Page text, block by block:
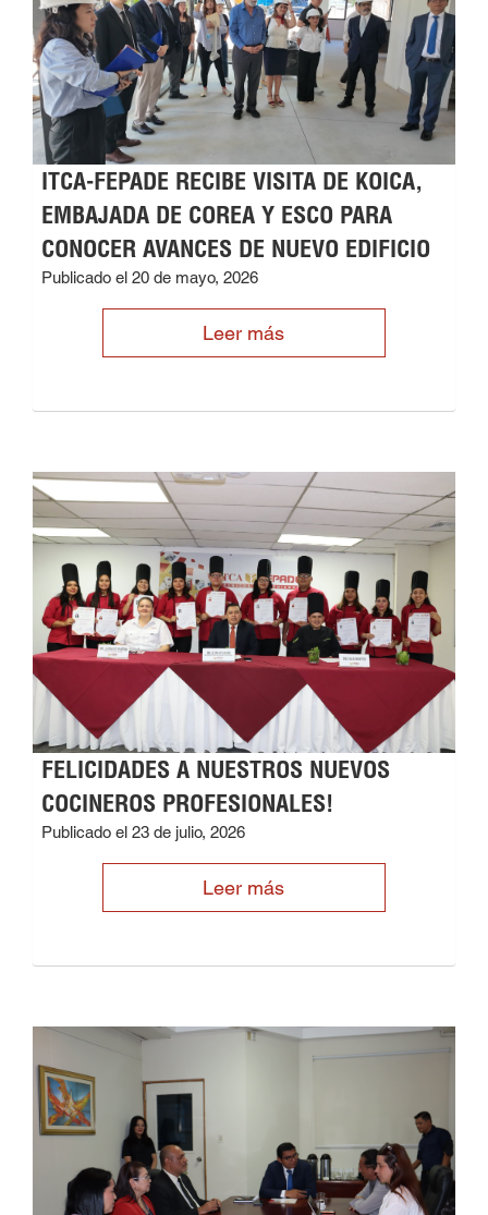
ITCA-FEPADE RECIBE VISITA DE KOICA,
EMBAJADA DE COREA Y ESCO PARA
CONOCER AVANCES DE NUEVO EDIFICIO
Publicado el 20 de mayo, 2026
Leer más
FELICIDADES A NUESTROS NUEVOS
COCINEROS PROFESIONALES!
Publicado el 23 de julio, 2026
Leer más